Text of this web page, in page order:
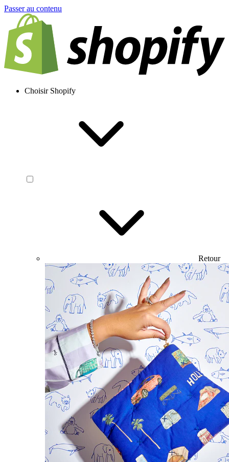
Passer au contenu
Choisir Shopify
Retour